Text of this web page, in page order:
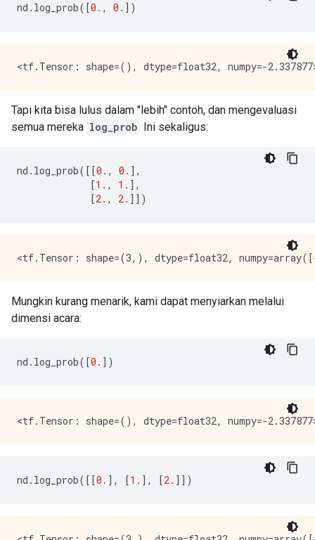
nd . log_prob([0. , 0. ])
Tapi kita bisa lulus dalam "lebih" contoh, dan mengevaluasi
semua mereka log_prob Ini sekaligus:
nd . log_prob([[0. , 0. ],
[1. , 1. ],
[2. , 2. ]])
Mungkin kurang menarik, kami dapat menyiarkan melalui
dimensi acara:
nd . log_prob([0. ])
nd . log_prob([[0. ], [1. ], [2. ]])